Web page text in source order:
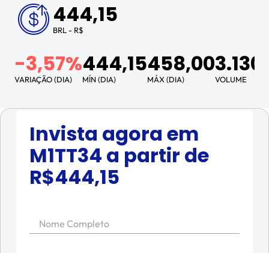
444,15
BRL - R$
-3,57%
VARIAÇÃO (DIA)
444,15
MÍN (DIA)
458,00
MÁX (DIA) VOLUME
Invista agora em
M1TT34 a partir de
R$444,15
Nome Completo